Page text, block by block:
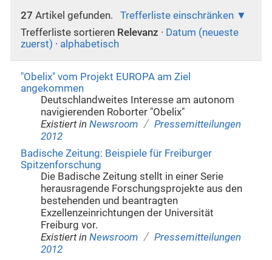
27 Artikel gefunden.
Trefferliste einschränken
Trefferliste sortieren Relevanz · Datum (neueste
zuerst) · alphabetisch
"Obelix" vom Projekt EUROPA am Ziel
angekommen
Deutschlandweites Interesse am autonom
navigierenden Roborter "Obelix"
Existiert in Newsroom / Pressemitteilungen
2012
Badische Zeitung: Beispiele für Freiburger
Spitzenforschung
Die Badische Zeitung stellt in einer Serie
herausragende Forschungsprojekte aus den
bestehenden und beantragten
Exzellenzeinrichtungen der Universität
Freiburg vor.
Existiert in Newsroom / Pressemitteilungen
2012